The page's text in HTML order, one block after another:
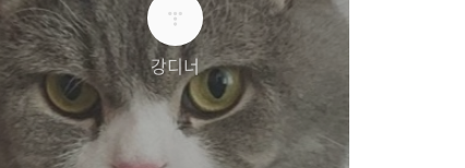
강디너